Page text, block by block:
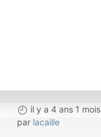
il y a 4 ans 1 mois
par lacaille